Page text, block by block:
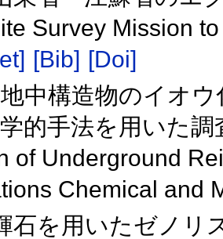
Survey Mission
[Bib] [Doi]
中構造物のイオ
的手法を用いた
of Underground
Chemical and
石を用いたゼノリ